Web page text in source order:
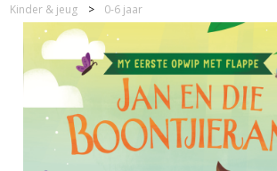
Kinder & jeug 0-6 jaar